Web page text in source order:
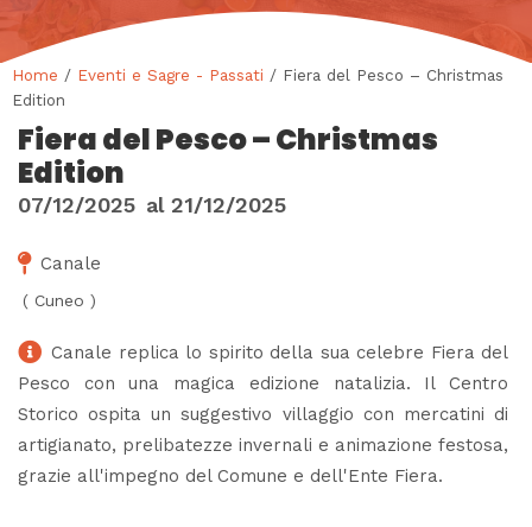
Home / Eventi e Sagre - Passati / Fiera del Pesco – Christmas
Edition
Fiera del Pesco – Christmas
Edition
07/12/2025 al 21/12/2025
Canale
( Cuneo )
Canale replica lo spirito della sua celebre Fiera del
Pesco con una magica edizione natalizia. Il Centro
Storico ospita un suggestivo villaggio con mercatini di
artigianato, prelibatezze invernali e animazione festosa,
grazie all'impegno del Comune e dell'Ente Fiera.